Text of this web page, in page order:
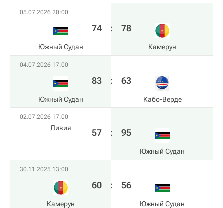
05.07.2026 20:00
Южный Судан
74 : 78
Камерун
04.07.2026 17:00
Южный Судан
83 : 63
Кабо-Верде
02.07.2026 17:00
Ливия 57 : 95
Южный Судан
30.11.2025 13:00
Камерун
60 : 56
Южный Судан